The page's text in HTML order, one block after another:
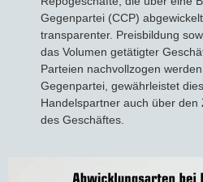
Gegenpartei (CCP)
transparenter. Preisbildung
das Volumen getätigter
Parteien nachvollzogen
Gegenpartei, gewährleistet
Handelspartner auch über den
des Geschäftes.